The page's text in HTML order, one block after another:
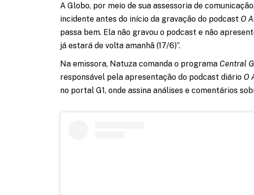
A Globo, por meio de sua assessoria de
incidente antes do início da gravação do podcast O
passa bem. Ela não gravou o podcast e não
já estará de volta amanhã (17/6)”.
Na emissora, Natuza comanda o programa Central
responsável pela apresentação do podcast diário O
no portal G1, onde assina análises e comentários